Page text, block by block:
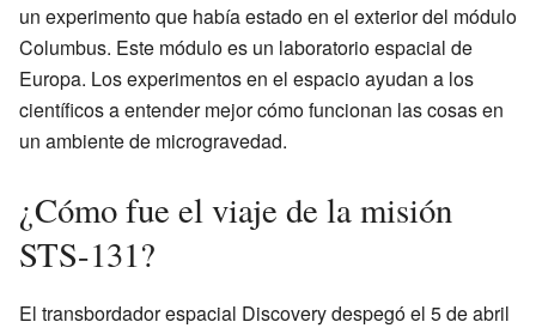
un experimento que había estado en el exterior del módulo
Columbus. Este módulo es un laboratorio espacial de
Europa. Los experimentos en el espacio ayudan a los
científicos a entender mejor cómo funcionan las cosas en
un ambiente de microgravedad.
¿Cómo fue el viaje de la misión
STS-131?
El transbordador espacial Discovery despegó el 5 de abril